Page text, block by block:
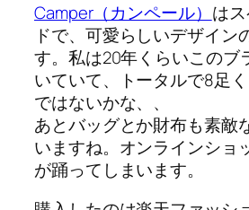
Camper（カンペール） は
ドで、可愛らしいデザイン
す。私は20年くらいこのブ
いていて、トータルで8足
ではないかな、、
あとバッグとか財布も素敵
いますね。オンラインショ
が踊ってしまいます。